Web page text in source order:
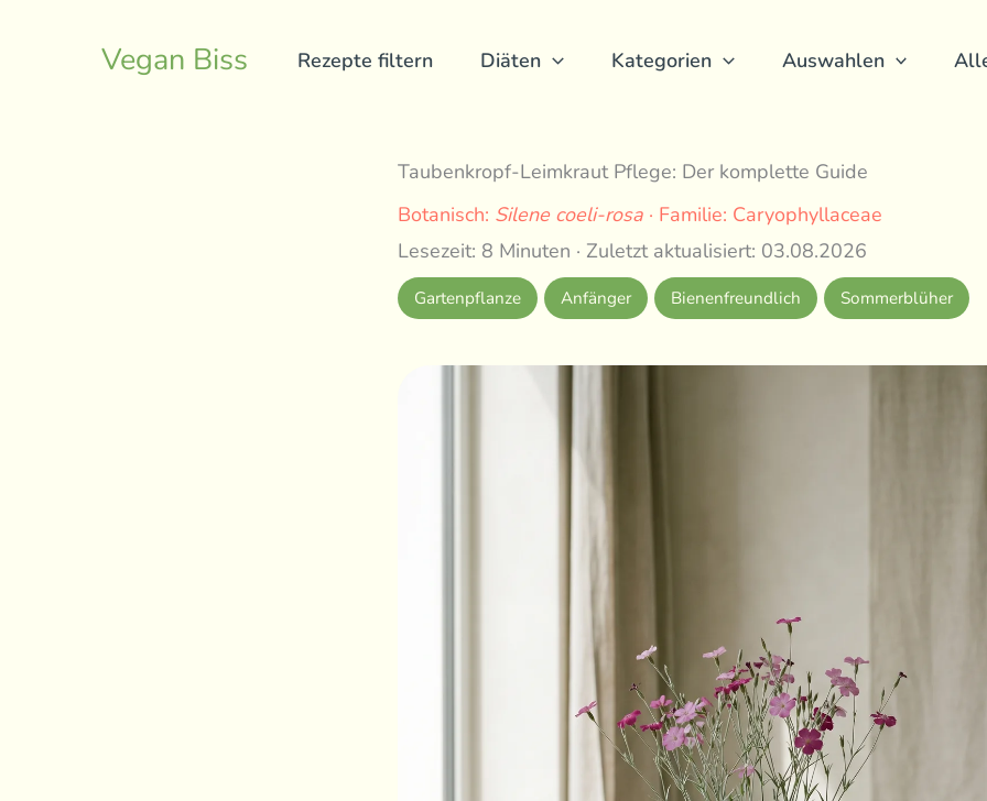
Vegan Biss Rezepte filtern Diäten Kategorien Auswahlen
Taubenkropf-Leimkraut Pflege: Der komplette Guide
Botanisch: Silene coeli-rosa · Familie: Caryophyllaceae
Lesezeit: 8 Minuten · Zuletzt aktualisiert: 03.08.2026
Gartenpflanze Anfänger Bienenfreundlich Sommerblüher